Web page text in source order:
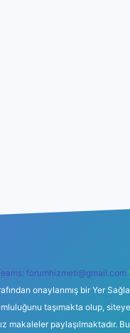
forumhizmeti@gmail.com
onaylanmış bir Yer
taşımakta olup,
makaleler